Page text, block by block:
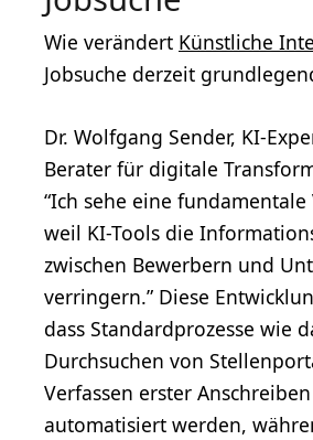
Wie verändert Künstliche
Jobsuche derzeit
Dr. Wolfgang Sender, KI-
Berater für digitale
“Ich sehe eine
weil KI-Tools die
zwischen Bewerbern und
verringern.” Diese
dass Standardprozesse wie
Durchsuchen von
Verfassen erster
automatisiert werden,